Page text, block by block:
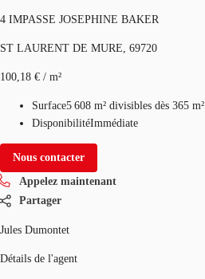
4 IMPASSE JOSEPHINE BAKER
ST LAURENT DE MURE, 69720
100,18 € / m²
Surface5 608 m² divisibles dès 365 m²
DisponibilitéImmédiate
Nous contacter
Appelez maintenant
Partager
Jules Dumontet
Détails de l'agent